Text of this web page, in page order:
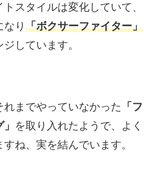
スタイルは変化していて、
なり「ボクサーファイター」
しています。
までやっていなかった 「フ
を取り入れたようで、よく
ね、実を結んでいます。